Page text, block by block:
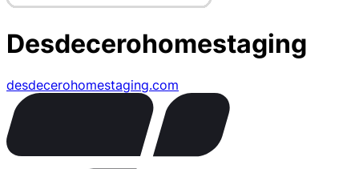
Desdecerohomestaging
desdecerohomestaging.com